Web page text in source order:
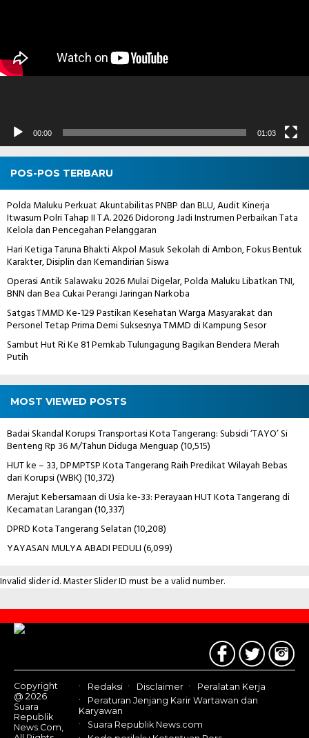
00:00 01:03
POS-POS TERBARU
Polda Maluku Perkuat Akuntabilitas PNBP dan BLU, Audit Kinerja
Itwasum Polri Tahap II T.A. 2026 Didorong Jadi Instrumen Perbaikan Tata
Kelola dan Pencegahan Pelanggaran
Hari Ketiga Taruna Bhakti Akpol Masuk Sekolah di Ambon, Fokus Bentuk
Karakter, Disiplin dan Kemandirian Siswa
Operasi Antik Salawaku 2026 Mulai Digelar, Polda Maluku Libatkan TNI,
BNN dan Bea Cukai Perangi Jaringan Narkoba
Satgas TMMD Ke-129 Pastikan Kesehatan Warga Masyarakat dan
Personel Tetap Prima Demi Suksesnya TMMD di Kampung Sesor
Sambut Hut Ri Ke 81 Pemkab Tulungagung Bagikan Bendera Merah
Putih
MOST VIEWED POSTS
Badai Skandal Korupsi Transportasi Kota Tangerang: Subsidi ‘TAYO’ Si
Benteng Rp 36 M/Tahun Diduga Menguap(10,515)
HUT ke – 33, DPMPTSP Kota Tangerang Raih Predikat Wilayah Bebas
dari Korupsi (WBK)(10,372)
Merajut Kebersamaan di Usia ke-33: Perayaan HUT Kota Tangerang di
Kecamatan Larangan(10,337)
DPRD Kota Tangerang Selatan(10,208)
YAYASAN MULYA ABADI PEDULI(6,099)
Invalid slider id. Master Slider ID must be a valid number.
Contact
Us
Copyright
@ 2026
Suara
Republik
News.Com,
Redaksi Disclaimer
Peralatan Kerja
Peraturan Jenjang Karir Wartawan dan
Karyawan
Suara Republik News.com